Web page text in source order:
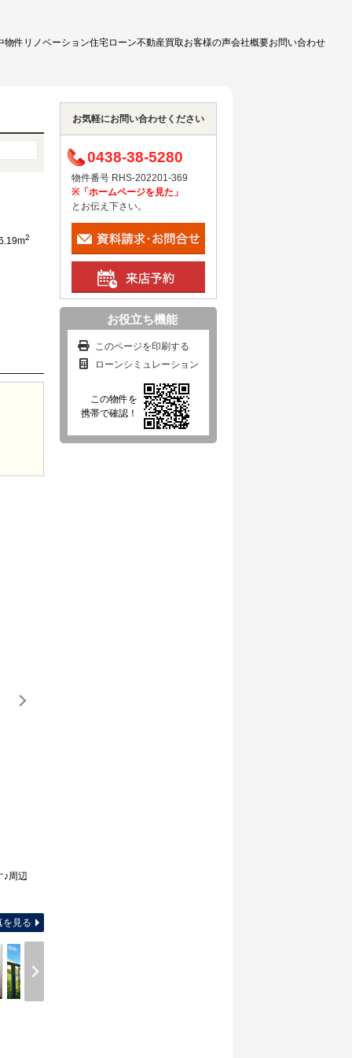
物件 リノベーション住宅ローン不動産買取お客様の声会社概要お問い合わせ
2
♪周辺
を見る
お気軽にお問い合わせください
0438-38-5280
物件番号 RHS-202201-369
※「ホームページを見た」
とお伝え下さい。
お役立ち機能
このページを印刷する
ローンシミュレーション
この物件を
携帯で確認！